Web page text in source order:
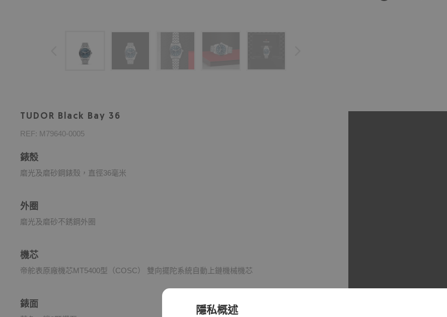
TUDOR Black Bay 36
REF: M79640-0005
錶殼
磨光及磨砂鋼錶殼，直徑36毫米
外圈
磨光及磨砂不銹鋼外圈
機芯
帝舵表原廠機芯MT5400型（COSC） 雙向擺陀系統自動上鏈機械機芯
錶面 隱私概述